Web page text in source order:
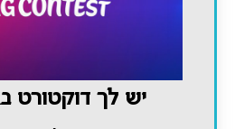
יש לך דוקטורט